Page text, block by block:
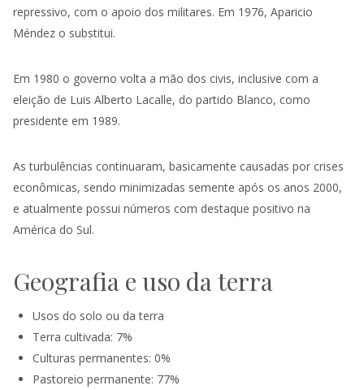
repressivo, com o apoio dos militares. Em 1976, Aparicio
Méndez o substitui.
Em 1980 o governo volta a mão dos civis, inclusive com a
eleição de Luis Alberto Lacalle, do partido Blanco, como
presidente em 1989.
As turbulências continuaram, basicamente causadas por crises
econômicas, sendo minimizadas semente após os anos 2000,
e atualmente possui números com destaque positivo na
América do Sul.
Geografia e uso da terra
Usos do solo ou da terra
Terra cultivada: 7%
Culturas permanentes: 0%
Pastoreio permanente: 77%